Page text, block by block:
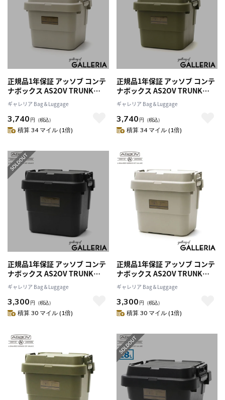
正規品1年保証 アッソブ コンテ
ナボックス AS2OV TRUNK
CARGO CONTAINER コンテナ
30L 縦型 (30L/HIGH) トランク
カーゴ マルチボックス 収納ケ
ース 蓋付き キャンプ BBQ アウ
ギャレリア Bag＆Luggage
3,740 円 （税込）
積算 34 マイル (1倍)
正規品1年保証 アッソブ コンテ
ナボックス AS2OV TRUNK
CARGO CONTAINER コンテナ
30L 縦型 (30L/HIGH) トランク
カーゴ マルチボックス 収納ケ
ース 蓋付き キャンプ BBQ アウ
ギャレリア Bag＆Luggage
3,740 円 （税込）
積算 34 マイル (1倍)
正規品1年保証 アッソブ コンテ
ナボックス AS2OV TRUNK
CARGO CONTAINER コンテナ
22L トランクカーゴ マルチボッ
クス キャンプ 収納ケース アウ
トドア 蓋付き スタッキングボ
ギャレリア Bag＆Luggage
3,300 円 （税込）
積算 30 マイル (1倍)
正規品1年保証 アッソブ コンテ
ナボックス AS2OV TRUNK
CARGO CONTAINER コンテナ
22L トランクカーゴ マルチボッ
クス キャンプ 収納ケース アウ
トドア 蓋付き スタッキングボ
ギャレリア Bag＆Luggage
3,300 円 （税込）
積算 30 マイル (1倍)